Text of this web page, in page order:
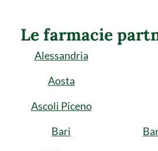
Le farmacie
Alessandria
Aosta
Ascoli Piceno
Bari